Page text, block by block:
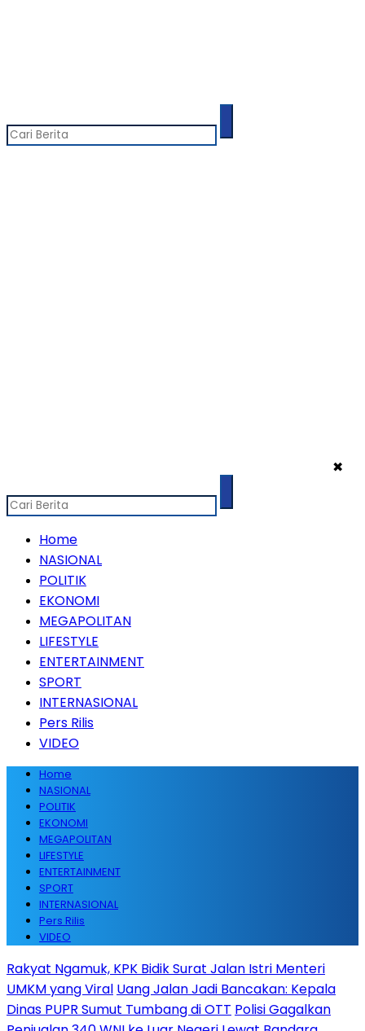
✖
Home
NASIONAL
POLITIK
EKONOMI
MEGAPOLITAN
LIFESTYLE
ENTERTAINMENT
SPORT
INTERNASIONAL
Pers Rilis
VIDEO
Home
NASIONAL
POLITIK
EKONOMI
MEGAPOLITAN
LIFESTYLE
ENTERTAINMENT
SPORT
INTERNASIONAL
Pers Rilis
VIDEO
Rakyat Ngamuk, KPK Bidik Surat Jalan Istri Menteri
UMKM yang Viral Uang Jalan Jadi Bancakan: Kepala
Dinas PUPR Sumut Tumbang di OTT Polisi Gagalkan